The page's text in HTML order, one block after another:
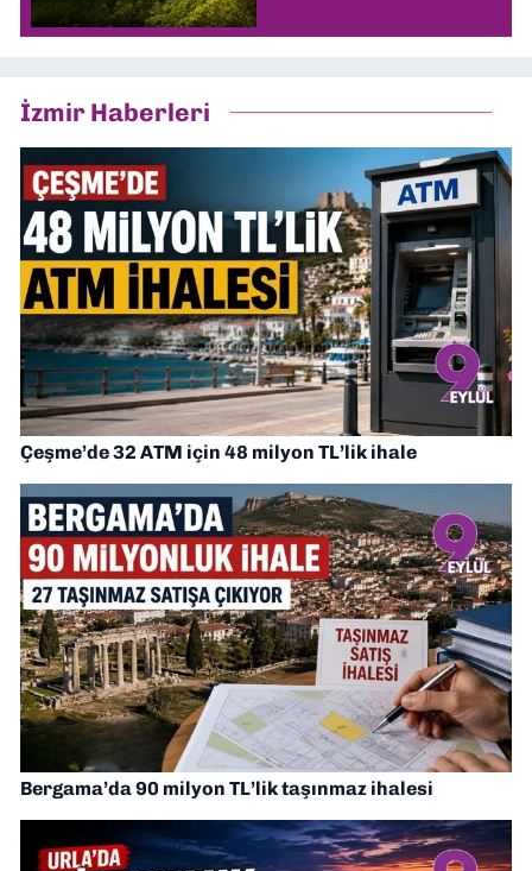
İzmir Haberleri
Çeşme’de 32 ATM için 48 milyon TL’lik ihale
Bergama’da 90 milyon TL’lik taşınmaz ihalesi